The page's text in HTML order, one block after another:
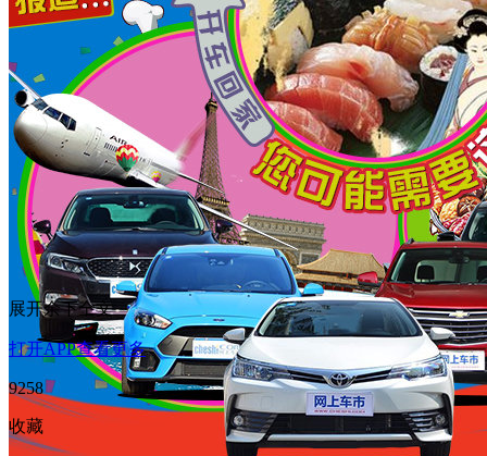
展开余下全文
打开APP查看更多
9258
收藏